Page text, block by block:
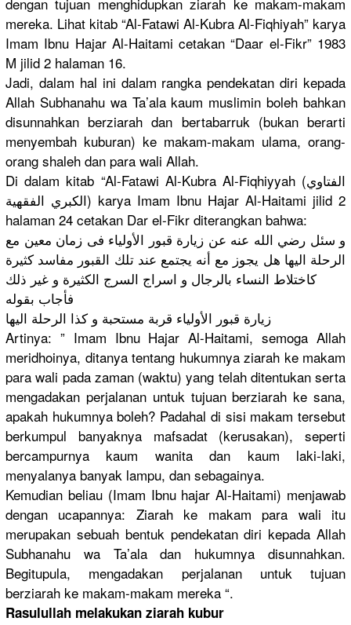
mereka. Lihat kitab “Al-Fatawi Al-Kubra Al-Fiqhiyah” karya
Imam Ibnu Hajar Al-Haitami cetakan “Daar el-Fikr” 1983
M jilid 2 halaman 16.
Jadi, dalam hal ini dalam rangka pendekatan diri kepada
Allah Subhanahu wa Ta’ala kaum muslimin boleh bahkan
disunnahkan berziarah dan bertabarruk (bukan berarti
menyembah kuburan) ke makam-makam ulama, orang-
orang shaleh dan para wali Allah.
Di dalam kitab “Al-Fatawi Al-Kubra Al-Fiqhiyyah (الفتاوي
الكبري الفقهية) karya Imam Ibnu Hajar Al-Haitami jilid 2
halaman 24 cetakan Dar el-Fikr diterangkan bahwa:
و سئل رضي الله عنه عن زيارة قبور الأولياء فى زمان معين مع
الرحلة اليها هل يجوز مع أنه يجتمع عند تلك القبور مفاسد كثيرة
كاختلاط النساء بالرجال و اسراج السرج الكثيرة و غير ذلك
فأجاب بقوله
زيارة قبور الأولياء قربة مستحبة و كذا الرحلة اليها
Artinya: ” Imam Ibnu Hajar Al-Haitami, semoga Allah
meridhoinya, ditanya tentang hukumnya ziarah ke makam
para wali pada zaman (waktu) yang telah ditentukanserta
mengadakan perjalananuntuk tujuan berziarah ke sana,
apakah hukumnya boleh? Padahal di sisi makam tersebut
berkumpul banyaknya mafsadat (kerusakan), seperti
bercampurnya kaum wanita dan kaum laki-laki,
menyalanya banyak lampu, dan sebagainya.
Kemudian beliau (Imam Ibnu hajar Al-Haitami) menjawab
dengan ucapannya: Ziarah ke makam para wali itu
merupakan sebuah bentuk pendekatandiri kepada Allah
Subhanahu wa Ta’ala dan hukumnya disunnahkan.
Begitupula, mengadakan perjalananuntuk tujuan
berziarah ke makam-makam mereka “.
Rasulullah melakukan ziarah kubur